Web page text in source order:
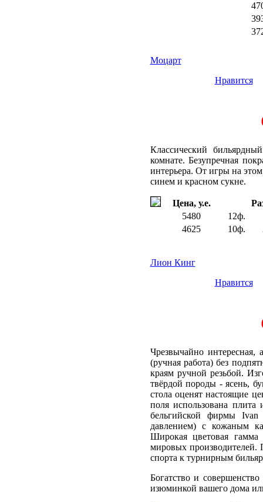
Моцарт
Нравится
Классический
комнате. Безупречная
интерьера. От игры на
синем и красном сукне.
Цена, у.е.
5480
12ф.
4625
10ф.
Лион Кинг
Нравится
Чрезвычайно интересная,
(ручная работа) без
краям ручной резьбой.
твёрдой породы - ясень,
стола оценят настоящие
поля использована
бельгийской фирмы Ivan
давлением) с кожаным
Широкая цветовая гамма
мировых производителей.
спорта к турнирным
Богатство и
изюминкой вашего дома